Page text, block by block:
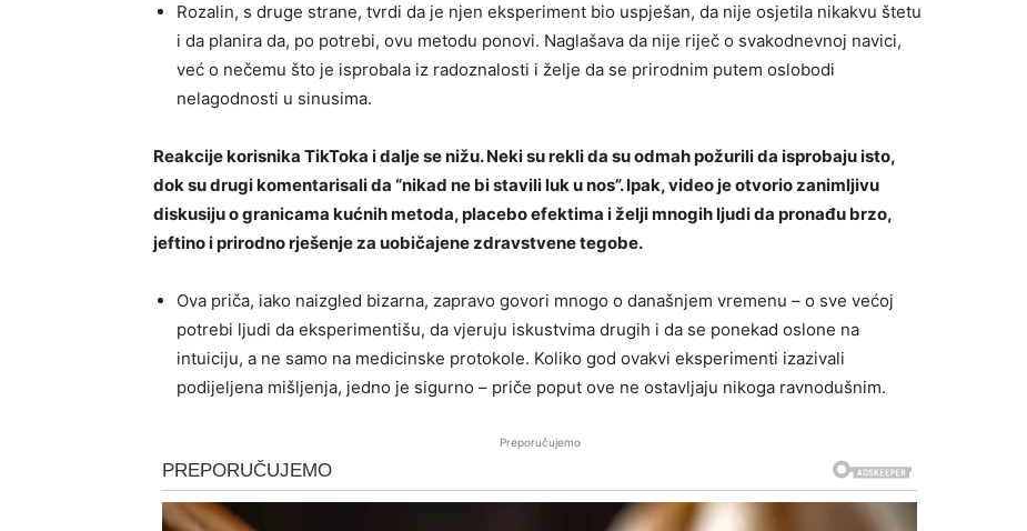
Rozalin, s druge strane, tvrdi da je njen eksperiment bio uspješan, da nije osjetila nikakvu štetu
i da planira da, po potrebi, ovu metodu ponovi. Naglašava da nije riječ o svakodnevnoj navici,
već o nečemu što je isprobala iz radoznalosti i želje da se prirodnim putem oslobodi
nelagodnosti u sinusima.
Reakcije korisnika TikToka i dalje se nižu. Neki su rekli da su odmah požurili da isprobaju isto,
dok su drugi komentarisali da “nikad ne bi stavili luk u nos”. Ipak, video je otvorio zanimljivu
diskusiju o granicama kućnih metoda, placebo efektima i želji mnogih ljudi da pronađu brzo,
jeftino i prirodno rješenje za uobičajene zdravstvene tegobe.
Ova priča, iako naizgled bizarna, zapravo govori mnogo o današnjem vremenu – o sve većoj
potrebi ljudi da eksperimentišu, da vjeruju iskustvima drugih i da se ponekad oslone na
intuiciju, a ne samo na medicinske protokole. Koliko god ovakvi eksperimenti izazivali
podijeljena mišljenja, jedno je sigurno – priče poput ove ne ostavljaju nikoga ravnodušnim.
Preporučujemo